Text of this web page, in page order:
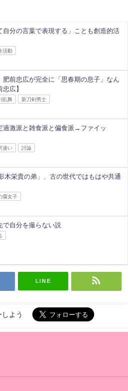
自分の言葉で表現する」ことも創造的活
活動
肥前忠広が完全に「思春期の息子」なん
広】
乱舞 新刀剣男士
過激派と雑食派と偏食派→ファイッ
違い 討論
木栄貴の弟」、古の世代ではもはや共通
腐女子
で自分を撮らない説
LINE
よう